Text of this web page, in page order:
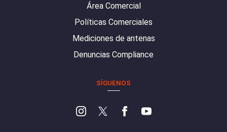
Área Comercial
Políticas Comerciales
Mediciones de antenas
Denuncias Compliance
SÍGUENOS